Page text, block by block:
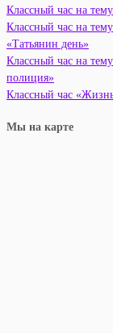
Классный час на
Классный час на
«Татьянин день»
Классный час на
полиция»
Классный час
Мы на карте